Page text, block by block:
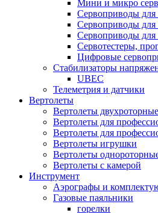
Мини и микро
Сервоприводы для
Сервоприводы для
Сервоприводы для
Сервотестеры,
Цифровые
Стабилизаторы
UBEC
Телеметрия и датчики
Вертолеты
Вертолеты двухроторные
Вертолеты для
Вертолеты для
Вертолеты игрушки
Вертолеты
Вертолеты с камерой
Инструмент
Аэрографы и
Газовые паяльники
горелки